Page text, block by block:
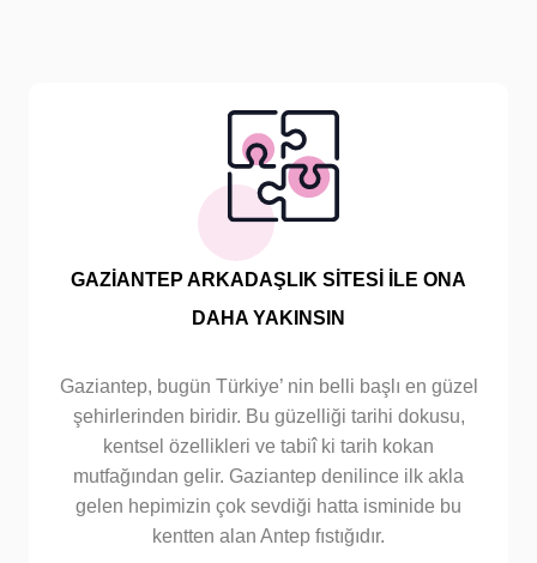
GAZİANTEP ARKADAŞLIK SİTESİ İLE ONA
DAHA YAKINSIN
Gaziantep, bugün Türkiye’ nin belli başlı en güzel
şehirlerinden biridir. Bu güzelliği tarihi dokusu,
kentsel özellikleri ve tabiî ki tarih kokan
mutfağından gelir. Gaziantep denilince ilk akla
gelen hepimizin çok sevdiği hatta isminide bu
kentten alan Antep fıstığıdır.